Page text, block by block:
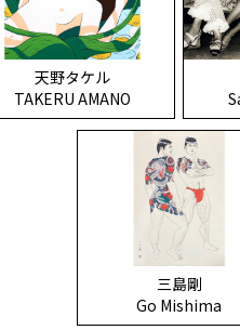
天野タケル
TAKERU AMANO
三島剛
Go Mishima